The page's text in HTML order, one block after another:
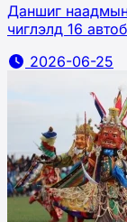
Даншиг
чиглэлд 16
2026-06-25